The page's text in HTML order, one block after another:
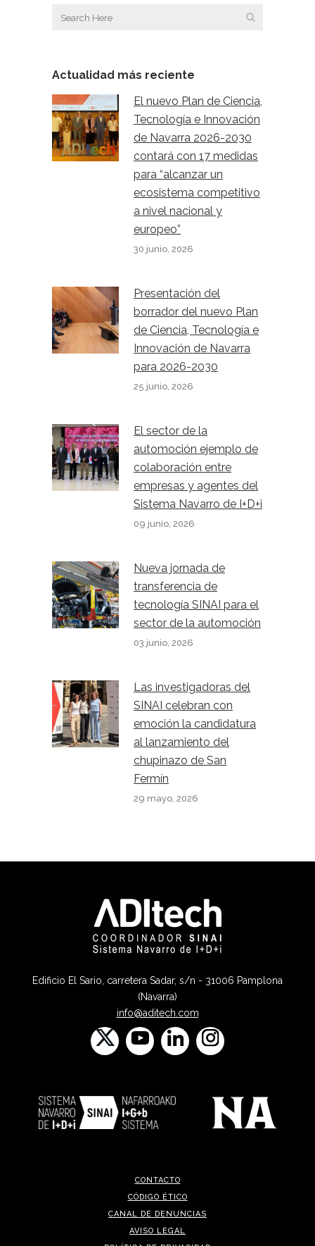
Actualidad más reciente
El nuevo Plan de Ciencia,
Tecnología e Innovación
de Navarra 2026-2030
contará con 17 medidas
para “alcanzar un
ecosistema competitivo
a nivel nacional y
europeo”
30 junio, 2026
Presentación del
borrador del nuevo Plan
de Ciencia, Tecnología e
Innovación de Navarra
para 2026-2030
25 junio, 2026
El sector de la
automoción ejemplo de
colaboración entre
empresas y agentes del
Sistema Navarro de I+D+i
09 junio, 2026
Nueva jornada de
transferencia de
tecnología SINAI para el
sector de la automoción
03 junio, 2026
Las investigadoras del
SINAI celebran con
emoción la candidatura
al lanzamiento del
chupinazo de San
Fermín
29 mayo, 2026
Edificio El Sario, carretera Sadar, s/n - 31006 Pamplona
(Navarra)
info@aditech.com
CONTACTO
CÓDIGO ÉTICO
CANAL DE DENUNCIAS
AVISO LEGAL